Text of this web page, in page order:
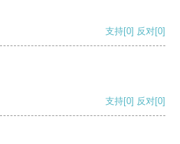
支持[0] 反对[0]
支持[0] 反对[0]